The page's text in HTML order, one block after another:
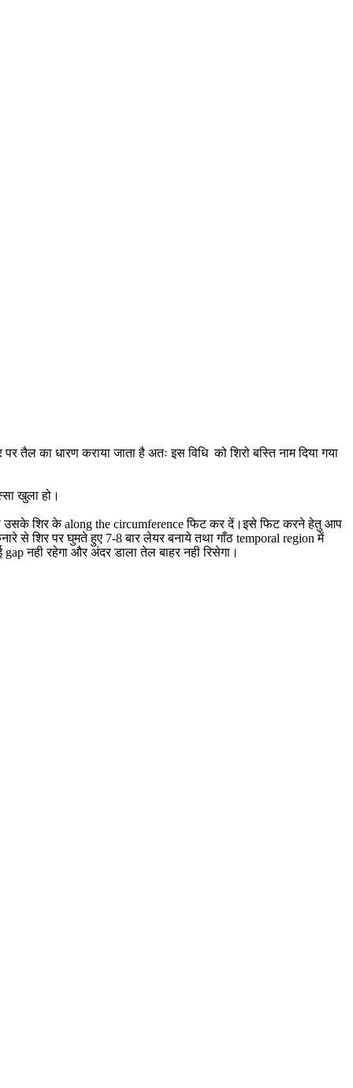
का धारण कराया जाता है अतः इस विधि को शिरो बस्ति नाम दिया गया
खुला हो।
उसके शिर के along the circumference फिट कर दें।इसे फिट करने हेतु आप
से शिर पर घुमते हुए 7-8 बार लेयर बनाये तथा गाँठ temporal region में
नही रहेगा और अंदर डाला तेल बाहर नही रिसेगा।